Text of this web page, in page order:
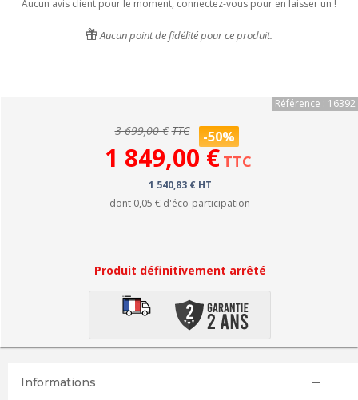
Aucun avis client pour le moment, connectez-vous pour en laisser un !
Aucun point de fidélité pour ce produit.
Référence : 16392
3 699,00 € TTC -50%
1 849,00 € TTC
1 540,83 € HT
dont 0,05 € d'éco-participation
Produit définitivement arrêté
Informations